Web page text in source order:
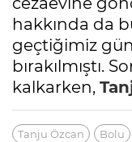
hakkında da
geçtiğimiz
bırakılmıştı.
kalkarken,
Tanju Özcan Bolu